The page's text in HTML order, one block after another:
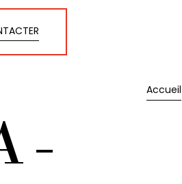
Accueil
Accueil
-